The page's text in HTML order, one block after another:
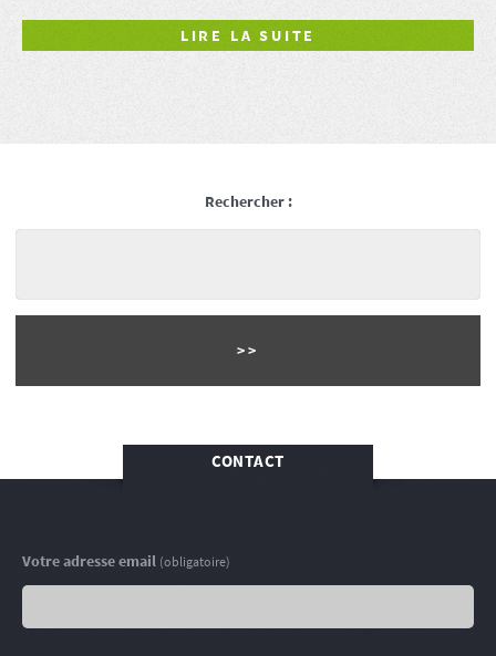
LIRE LA SUITE
Rechercher :
CONTACT
Votre adresse email (obligatoire)